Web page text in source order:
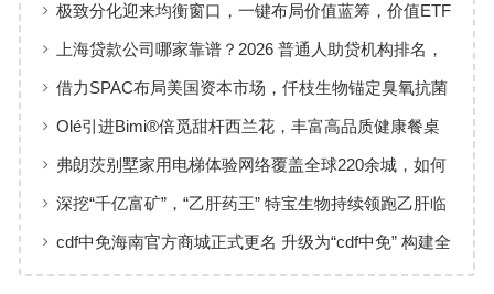
极致分化迎来均衡窗口，一键布局价值蓝筹，价值ETF
华夏火热开售
上海贷款公司哪家靠谱？2026 普通人助贷机构排名，
工薪族借钱选择指南
借力SPAC布局美国资本市场，仟枝生物锚定臭氧抗菌
黄金赛道
Olé引进Bimi®倍觅甜杆西兰花，丰富高品质健康餐桌
新选择
弗朗茨别墅家用电梯体验网络覆盖全球220余城，如何
实现高效服务响应
深挖“千亿富矿”，“乙肝药王” 特宝生物持续领跑乙肝临
床治愈
cdf中免海南官方商城正式更名 升级为“cdf中免” 构建全